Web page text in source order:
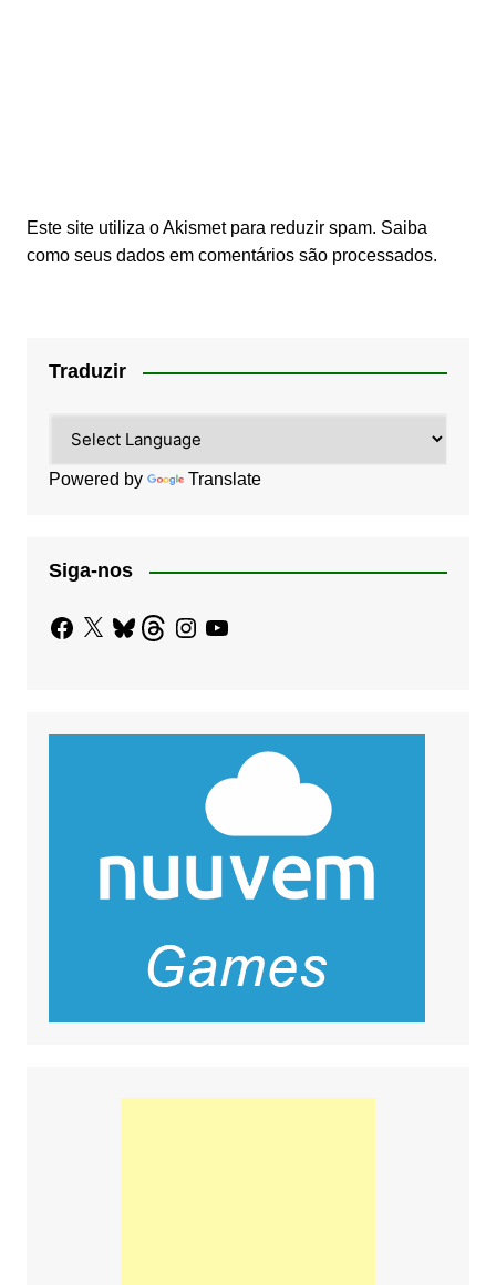
Este site utiliza o Akismet para reduzir spam. Saiba
como seus dados em comentários são processados.
Traduzir
Powered by Translate
Siga-nos
Facebook
X BlueskyThreadsInstagram
YouTube